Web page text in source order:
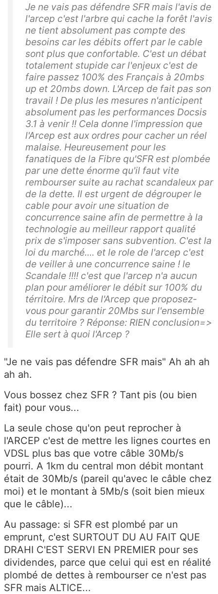
Je ne vais pas défendre SFR mais l'avis de
l'arcep c'est l'arbre qui cache la forêt l'avis
ne tient absolument pas compte des
besoins car les débits offert par le cable
sont plus que confortable. C'est un débat
totalement stupide car l'enjeux c'est de
faire passez 100% des Français à 20mbs
up et 20mbs down. L'Arcep de fait pas son
travail ! De plus les mesures n'anticipent
absolument pas les performances Docsis
3.1 à venir !! Cela donne l'impression que
l'Arcep est aux ordres pour cacher un réel
malaise. Heureusement pour les
fanatiques de la Fibre qu'SFR est plombée
par une dette énorme qu'il faut vite
rembourser suite au rachat scandaleux par
de la dette. Il est urgent de dégrouper le
cable pour avoir une situation de
concurrence saine afin de permettre à la
technologie au meilleur rapport qualité
prix de s'imposer sans subvention. C'est la
loi du marché.... et le role de l'arcep c'est
de veiller à une concurrence saine ! le
Scandale !!!! c'est que l'arcep n'a aucun
plan pour améliorer le débit sur 100% du
térritoire. Mrs de l'Arcep que proposez-
vous pour garantir 20Mbs sur l'ensemble
du territoire ? Réponse: RIEN conclusion=>
Elle sert à quoi l'Arcep ?
"Je ne vais pas défendre SFR mais" Ah ah ah
ah ah.
Vous bossez chez SFR ? Tant pis (ou bien
fait) pour vous...
La seule chose qu'on peut reprocher à
l'ARCEP c'est de mettre les lignes courtes en
VDSL plus bas que votre câble 30Mb/s
pourri. A 1km du central mon débit montant
était de 30Mb/s (pareil qu'avec le câble chez
moi) et le montant à 5Mb/s (soit bien mieux
que le câble)...
Au passage: si SFR est plombé par un
emprunt, c'est SURTOUT DU AU FAIT QUE
DRAHI C'EST SERVI EN PREMIER pour ses
dividendes, parce que celui qui est en réalité
plombé de dettes à rembourser ce n'est pas
SFR mais ALTICE...